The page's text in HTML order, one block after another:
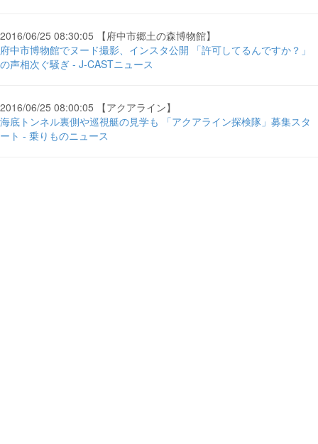
2016/06/25 08:30:05 【府中市郷土の森博物館】
府中市博物館でヌード撮影、インスタ公開 「許可してるんですか？」
の声相次ぐ騒ぎ - J-CASTニュース
2016/06/25 08:00:05 【アクアライン】
海底トンネル裏側や巡視艇の見学も 「アクアライン探検隊」募集スタ
ート - 乗りものニュース